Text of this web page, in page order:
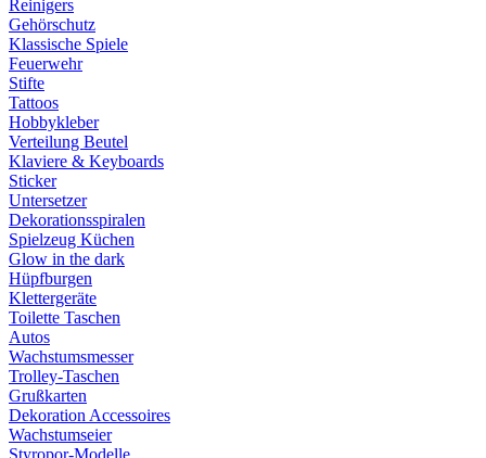
Reinigers
Gehörschutz
Klassische Spiele
Feuerwehr
Stifte
Tattoos
Hobbykleber
Verteilung Beutel
Klaviere & Keyboards
Sticker
Untersetzer
Dekorationsspiralen
Spielzeug Küchen
Glow in the dark
Hüpfburgen
Klettergeräte
Toilette Taschen
Autos
Wachstumsmesser
Trolley-Taschen
Grußkarten
Dekoration Accessoires
Wachstumseier
Styropor-Modelle